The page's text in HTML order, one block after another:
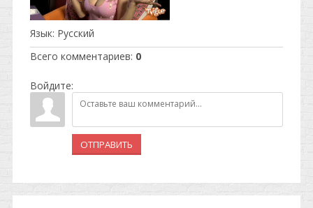
Язык: Русский
Всего комментариев: 0
Войдите:
ОТПРАВИТЬ